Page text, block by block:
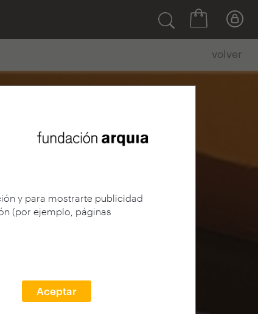
y para mostrarte publicidad
(por ejemplo, páginas
Aceptar
volver